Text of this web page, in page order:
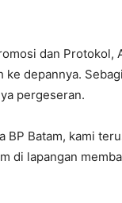
dan
ke depannya.
pergeseran.
BP Batam, kami
di lapangan